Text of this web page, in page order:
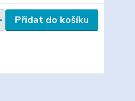
Přidat do košíku